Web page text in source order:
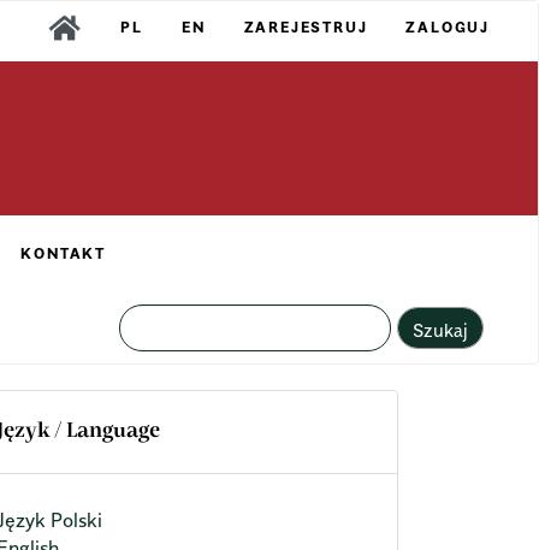
PL EN ZAREJESTRUJ ZALOGUJ
KONTAKT
Szukaj
Język / Language
Polski